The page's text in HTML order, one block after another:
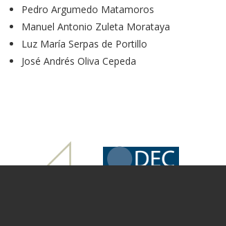
Pedro Argumedo Matamoros
Manuel Antonio Zuleta Morataya
Luz María Serpas de Portillo
José Andrés Oliva Cepeda